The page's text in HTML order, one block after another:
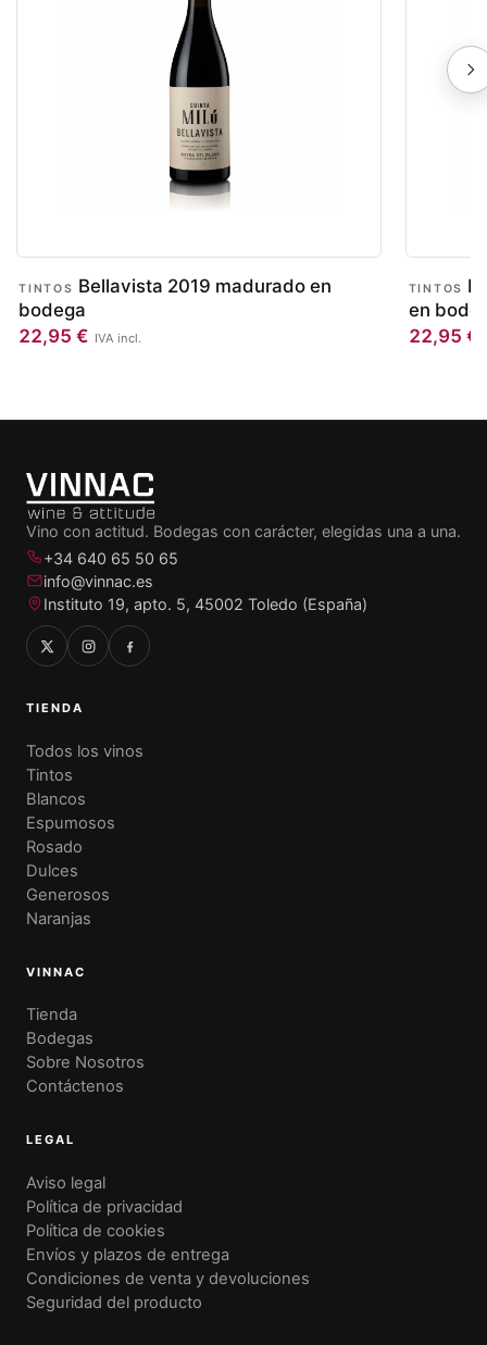
TINTOS Bellavista 2019 madurado en
bodega
22,95 € IVA incl.
TINTOS
en
22,95 €
Vino con actitud. Bodegas con carácter, elegidas una a una.
+34 640 65 50 65
info@vinnac.es
Instituto 19, apto. 5, 45002 Toledo (España)
TIENDA
Todos los vinos
Tintos
Blancos
Espumosos
Rosado
Dulces
Generosos
Naranjas
VINNAC
Tienda
Bodegas
Sobre Nosotros
Contáctenos
LEGAL
Aviso legal
Política de privacidad
Política de cookies
Envíos y plazos de entrega
Condiciones de venta y devoluciones
Seguridad del producto